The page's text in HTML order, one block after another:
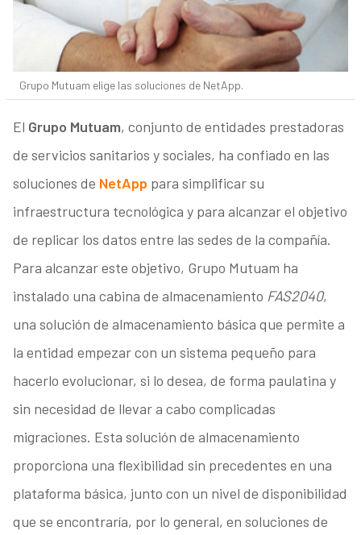
Grupo Mutuam elige las soluciones de NetApp.
El Grupo Mutuam, conjunto de entidades prestadoras
de servicios sanitarios y sociales, ha confiado en las
soluciones de NetApp para simplificar su
infraestructura tecnológica y para alcanzar el objetivo
de replicar los datos entre las sedes de la compañía.
Para alcanzar este objetivo, Grupo Mutuam ha
instalado una cabina de almacenamiento FAS2040,
una solución de almacenamiento básica que permite a
la entidad empezar con un sistema pequeño para
hacerlo evolucionar, si lo desea, de forma paulatina y
sin necesidad de llevar a cabo complicadas
migraciones. Esta solución de almacenamiento
proporciona una flexibilidad sin precedentes en una
plataforma básica, junto con un nivel de disponibilidad
que se encontraría, por lo general, en soluciones de